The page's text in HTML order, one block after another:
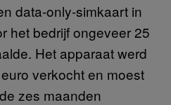
data-only-simkaart in
het bedrijf ongeveer 25
Het apparaat werd
verkocht en moest
zes maanden